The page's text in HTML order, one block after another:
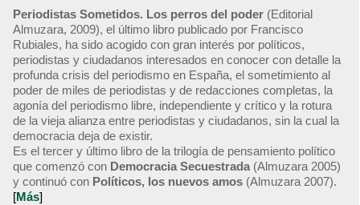
Periodistas Sometidos. Los perros del poder (Editorial
Almuzara, 2009), el último libro publicado por Francisco
Rubiales, ha sido acogido con gran interés por políticos,
periodistas y ciudadanos interesados en conocer con detalle la
profunda crisis del periodismo en España, el sometimiento al
poder de miles de periodistas y de redacciones completas, la
agonía del periodismo libre, independiente y crítico y la rotura
de la vieja alianza entre periodistas y ciudadanos, sin la cual la
democracia deja de existir.
Es el tercer y último libro de la trilogía de pensamiento político
que comenzó con Democracia Secuestrada (Almuzara 2005)
y continuó con Políticos, los nuevos amos (Almuzara 2007).
[Más]